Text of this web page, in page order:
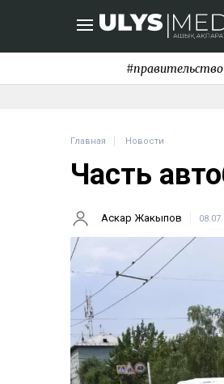
#правительство
Главная Новости
Часть
Аскар Жакыпов